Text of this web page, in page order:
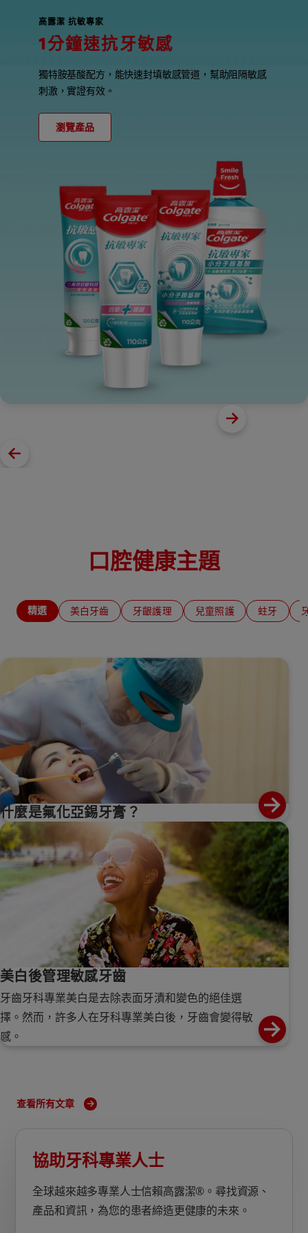
高露潔 抗敏專家
1分鐘速抗牙敏感
獨特胺基酸配方，能快速封填敏感管道，幫助阻隔敏感
刺激，實證有效。
瀏覽產品
口腔健康主題
精選 美白牙齒 牙齦護理 兒童照護 蛀牙
什麼是氟化亞錫牙膏？
美白後管理敏感牙齒
牙齒牙科專業美白是去除表面牙漬和變色的絕佳選
擇。然而，許多人在牙科專業美白後，牙齒會變得敏
感。
查看所有文章
協助牙科專業人士
全球越來越多專業人士信賴高露潔®。尋找資源、
產品和資訊，為您的患者締造更健康的未來。